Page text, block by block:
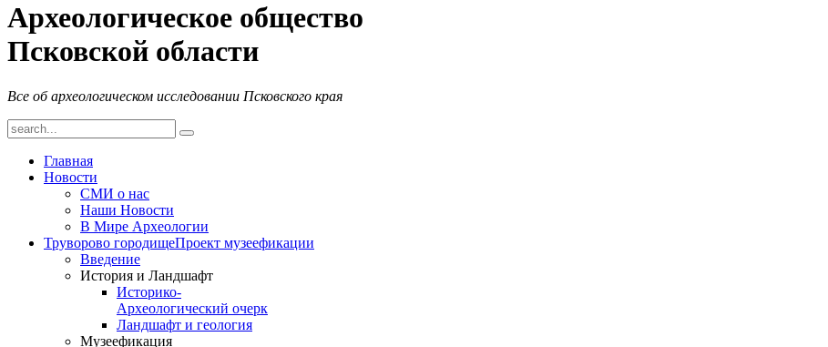
Археологическое общество
Псковской области
Все об археологическом исследовании Псковского края
Главная
Новости
СМИ о нас
Наши Новости
В Мире Археологии
Труворово городищеПроект музеефикации
Введение
История и Ландшафт
Историко-
Археологический очерк
Ландшафт и геология
Музеефикация